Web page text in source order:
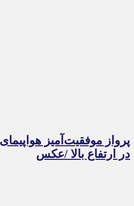
پرواز موفقیت‌آمیز
در ارتفاع بالا /عکس